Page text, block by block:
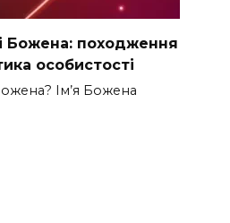
Божена: походження
особистості
Ім’я Божена